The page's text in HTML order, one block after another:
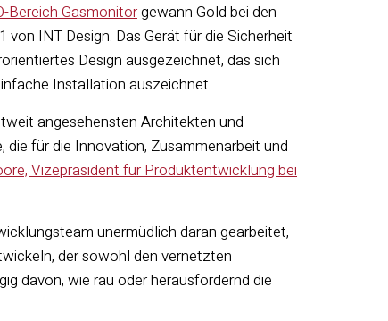
Bereich Gasmonitorgewann Gold bei den
von INT Design. Das Gerät für die Sicherheit
Design ausgezeichnet, das sich
Installation auszeichnet.
angesehensten Architekten und
die für die Innovation, Zusammenarbeit und
Vizepräsident für Produktentwicklung bei
unermüdlich daran gearbeitet,
der sowohl den vernetzten
davon, wie rau oder herausfordernd die